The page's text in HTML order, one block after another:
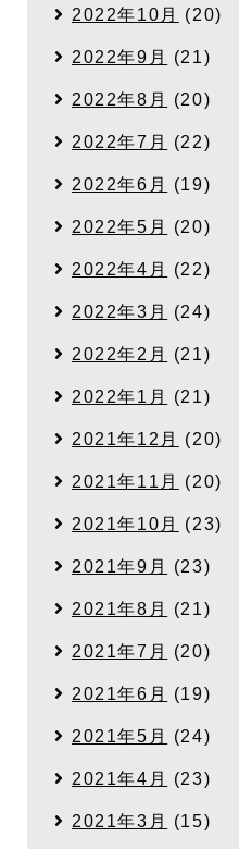
2022年10月 (20)
2022年9月 (21)
2022年8月 (20)
2022年7月 (22)
2022年6月 (19)
2022年5月 (20)
2022年4月 (22)
2022年3月 (24)
2022年2月 (21)
2022年1月 (21)
2021年12月 (20)
2021年11月 (20)
2021年10月 (23)
2021年9月 (23)
2021年8月 (21)
2021年7月 (20)
2021年6月 (19)
2021年5月 (24)
2021年4月 (23)
2021年3月 (15)